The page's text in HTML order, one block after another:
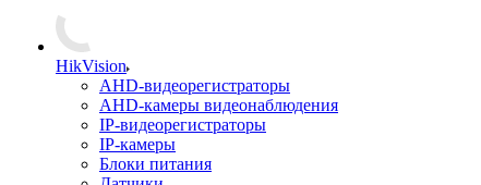
HikVision
AHD-видеорегистраторы
AHD-камеры видеонаблюдения
IP-видеорегистраторы
IP-камеры
Блоки питания